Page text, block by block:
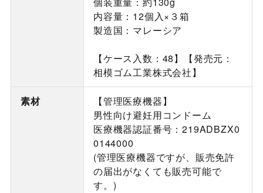
内容量：12個入×３箱
製造国：マレーシア
【ケース入数：48】【発売元：
相模ゴム工業株式会社】
素材
【管理医療機器】
男性向け避妊用コンドーム
医療機器認証番号：219ADBZX0
0144000
(管理医療機器ですが、販売免許
の届出がなくても販売可能で
す。)